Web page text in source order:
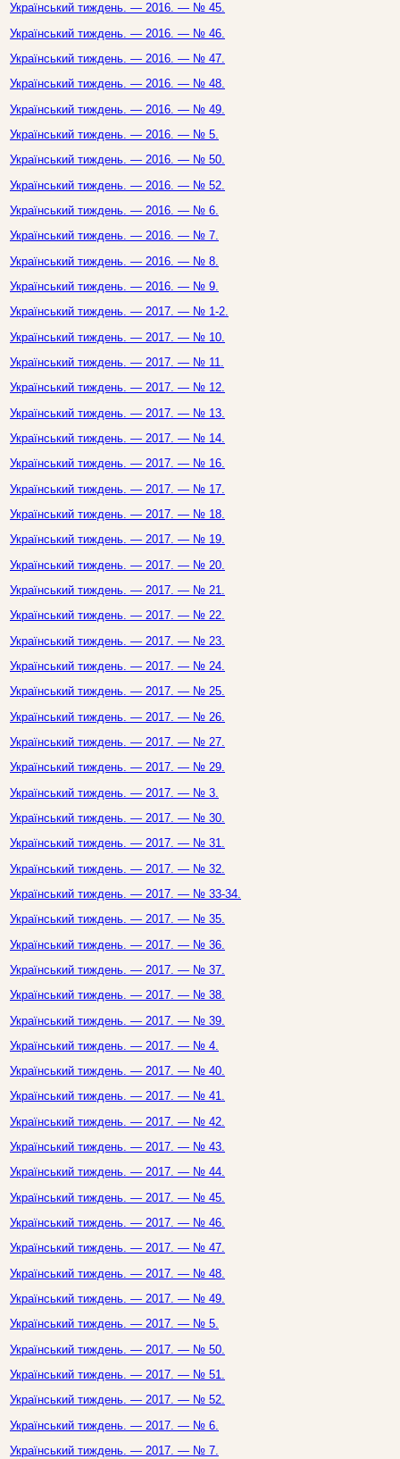
Український тиждень. — 2016. — № 45.
Український тиждень. — 2016. — № 46.
Український тиждень. — 2016. — № 47.
Український тиждень. — 2016. — № 48.
Український тиждень. — 2016. — № 49.
Український тиждень. — 2016. — № 5.
Український тиждень. — 2016. — № 50.
Український тиждень. — 2016. — № 52.
Український тиждень. — 2016. — № 6.
Український тиждень. — 2016. — № 7.
Український тиждень. — 2016. — № 8.
Український тиждень. — 2016. — № 9.
Український тиждень. — 2017. — № 1-2.
Український тиждень. — 2017. — № 10.
Український тиждень. — 2017. — № 11.
Український тиждень. — 2017. — № 12.
Український тиждень. — 2017. — № 13.
Український тиждень. — 2017. — № 14.
Український тиждень. — 2017. — № 16.
Український тиждень. — 2017. — № 17.
Український тиждень. — 2017. — № 18.
Український тиждень. — 2017. — № 19.
Український тиждень. — 2017. — № 20.
Український тиждень. — 2017. — № 21.
Український тиждень. — 2017. — № 22.
Український тиждень. — 2017. — № 23.
Український тиждень. — 2017. — № 24.
Український тиждень. — 2017. — № 25.
Український тиждень. — 2017. — № 26.
Український тиждень. — 2017. — № 27.
Український тиждень. — 2017. — № 29.
Український тиждень. — 2017. — № 3.
Український тиждень. — 2017. — № 30.
Український тиждень. — 2017. — № 31.
Український тиждень. — 2017. — № 32.
Український тиждень. — 2017. — № 33-34.
Український тиждень. — 2017. — № 35.
Український тиждень. — 2017. — № 36.
Український тиждень. — 2017. — № 37.
Український тиждень. — 2017. — № 38.
Український тиждень. — 2017. — № 39.
Український тиждень. — 2017. — № 4.
Український тиждень. — 2017. — № 40.
Український тиждень. — 2017. — № 41.
Український тиждень. — 2017. — № 42.
Український тиждень. — 2017. — № 43.
Український тиждень. — 2017. — № 44.
Український тиждень. — 2017. — № 45.
Український тиждень. — 2017. — № 46.
Український тиждень. — 2017. — № 47.
Український тиждень. — 2017. — № 48.
Український тиждень. — 2017. — № 49.
Український тиждень. — 2017. — № 5.
Український тиждень. — 2017. — № 50.
Український тиждень. — 2017. — № 51.
Український тиждень. — 2017. — № 52.
Український тиждень. — 2017. — № 6.
Український тиждень. — 2017. — № 7.